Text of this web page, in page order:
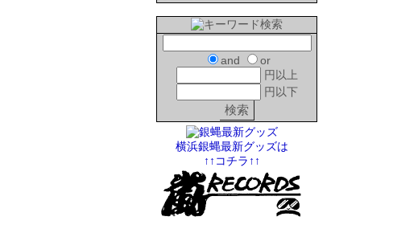
and
or
円以上
円以下
横浜銀蝿最新グッズは
↑↑コチラ↑↑